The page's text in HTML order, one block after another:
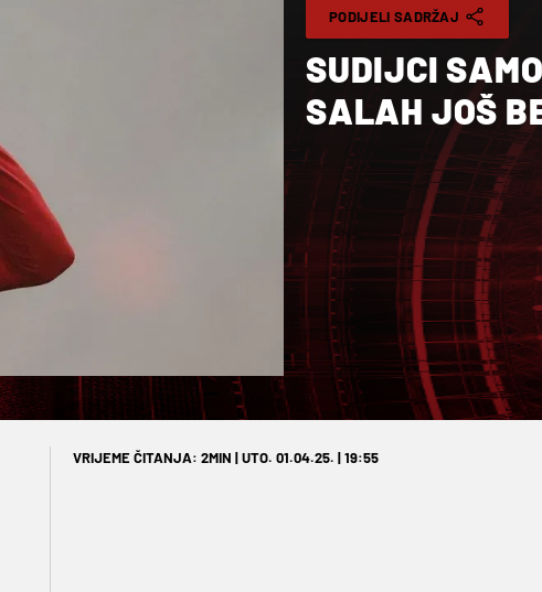
PODIJELI SADRŽAJ
SUDIJCI
SALAH JOŠ
VRIJEME ČITANJA: 2MIN | UTO. 01.04.25. | 19:55